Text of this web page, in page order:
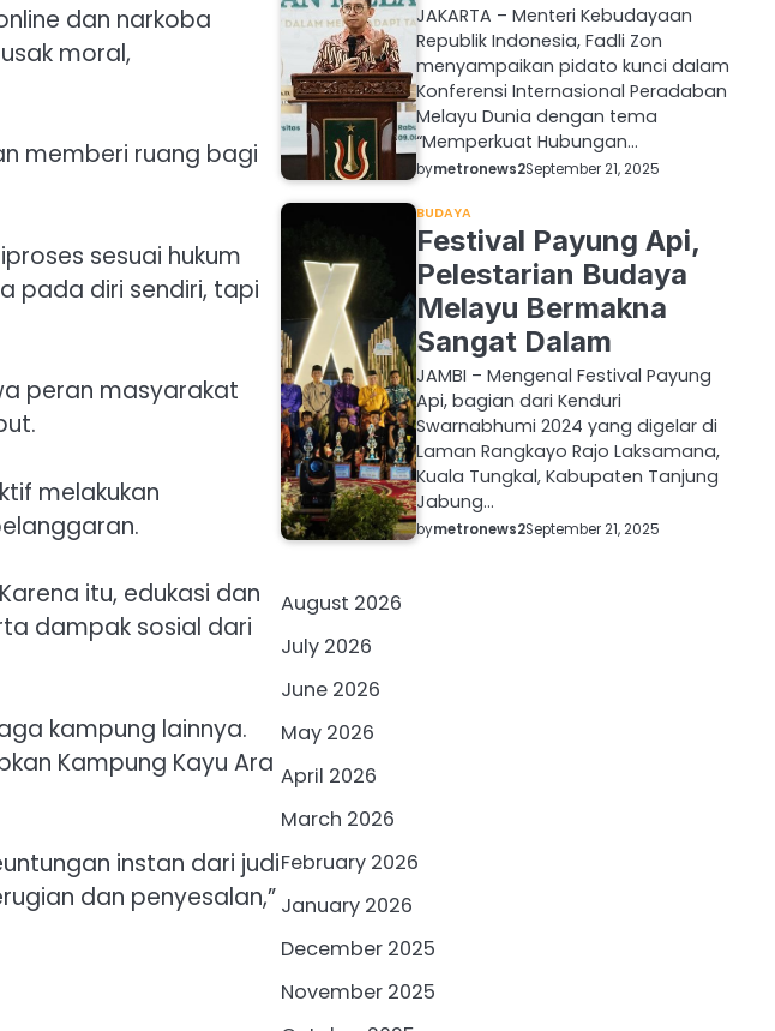
dan narkoba
moral,
memberi ruang bagi
sesuai hukum
pada diri sendiri, tapi
peran masyarakat
melakukan
itu, edukasi dan
dampak sosial dari
kampung lainnya.
Kampung Kayu Ara
instan dari judi
dan penyesalan,”
JAKARTA – Menteri Kebudayaan
Republik Indonesia, Fadli Zon
menyampaikan pidato kunci dalam
Konferensi Internasional Peradaban
Melayu Dunia dengan tema
“Memperkuat Hubungan…
bymetronews2September 21, 2025
BUDAYA
Festival Payung Api,
Pelestarian Budaya
Melayu Bermakna
Sangat Dalam
JAMBI – Mengenal Festival Payung
Api, bagian dari Kenduri
Swarnabhumi 2024 yang digelar di
Laman Rangkayo Rajo Laksamana,
Kuala Tungkal, Kabupaten Tanjung
Jabung…
bymetronews2September 21, 2025
August 2026
July 2026
June 2026
May 2026
April 2026
March 2026
February 2026
January 2026
December 2025
November 2025